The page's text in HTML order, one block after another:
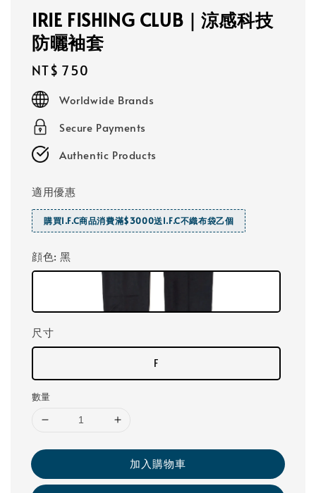
IRIE FISHING CLUB｜涼感科技
防曬袖套
Regular
price
NT$ 750
Worldwide Brands
Secure Payments
Authentic Products
適用優惠
購買I.F.C商品消費滿$3000送I.F.C不織布袋乙個
顔色: 黑
尺寸
F
數量
加入購物車